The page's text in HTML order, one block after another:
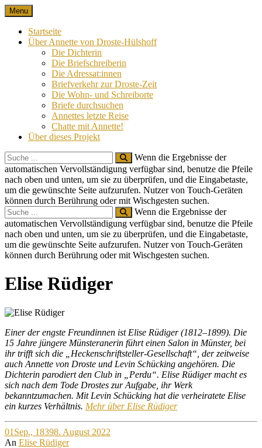
Skip
to
content
Nach 100 Jahren
Annette von Droste-Hülshoff in Briefen
Menu
Startseite
Über Annette von Droste-Hülshoff
Die Dichterin
Die Briefschreiberin
Die Adressat:innen
Briefverkehr zur Droste-Zeit
Die Wohn- und Schreiborte
Briefe durchsuchen
Annettes letzte Reise
Chatte mit Annette!
Über dieses Projekt
Search
for:
Wenn die Ergebnisse der
automatischen Vervollständigung verfügbar sind, benutze die Pfeile
nach oben und unten, um sie zu überprüfen, und die Eingabetaste,
um die gewünschte Seite aufzurufen. Nutzer von Touch-Geräten
können durch Berührung oder mit Wischgesten suchen.
Search
for:
Wenn die Ergebnisse der
automatischen Vervollständigung verfügbar sind, benutze die Pfeile
nach oben und unten, um sie zu überprüfen, und die Eingabetaste,
um die gewünschte Seite aufzurufen. Nutzer von Touch-Geräten
können durch Berührung oder mit Wischgesten suchen.
Site
Overlay
Elise Rüdiger
Einer der engste Freundinnen ist Elise Rüdiger (1812–1899). Die
15 Jahre jüngere Münsteranerin führt einen Salon in Münster, bei
ihr trifft sich die „Heckenschriftsteller-Gesellschaft“, der zeitweise
auch Annette von Droste und Levin Schücking angehören. Die
Dichterin parodiert den Club in „Perdu“. Elise Rüdiger macht es
sich nach dem Tode Drostes zur Aufgabe, ihr Werk
bekanntzumachen. Mit Levin Schücking hat die verheiratete Elise
ein kurzes Verhältnis. Mehr über Elise Rüdiger
01 Sep., 18398. August 2022
An Elise Rüdiger